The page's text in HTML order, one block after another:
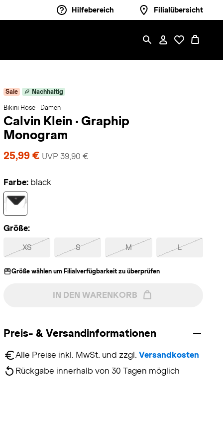
Hilfebereich Filialübersicht
Sale Nachhaltig
Bikini Hose · Damen
Calvin Klein · Graphip
Monogram
25,99 € UVP 39,90 €
Farbe: black
Größe:
XS S M L
Größe wählen um Filialverfügbarkeit zu überprüfen
IN DEN WARENKORB
Preis- & Versandinformationen
Alle Preise inkl. MwSt. und zzgl. Versandkosten
Rückgabe innerhalb von 30 Tagen möglich